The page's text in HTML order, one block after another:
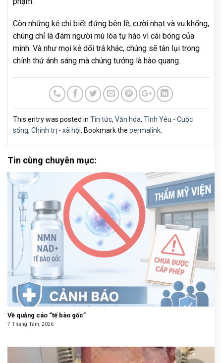
Còn những kẻ chỉ biết đứng bên lề, cười nhạt và vu khống,
chúng chỉ là đám người mù lòa tự hào vì cái bóng của
mình. Và như mọi kẻ dối trá khác, chúng sẽ tàn lụi trong
chính thứ ánh sáng mà chúng tưởng là hào quang.
This entry was posted in Tin tức, Văn hóa, Tình Yêu - Cuộc
sống, Chính trị - xã hội. Bookmark the permalink.
Tin cùng chuyên mục:
Về quảng cáo “tế bào gốc”
7 Tháng Tám, 2026